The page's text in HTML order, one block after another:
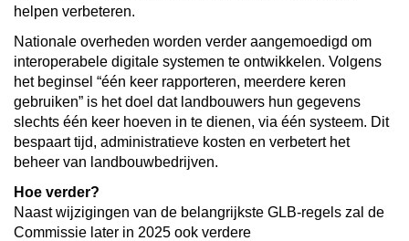
helpen verbeteren.
Nationale overheden worden verder aangemoedigd om
interoperabele digitale systemen te ontwikkelen. Volgens
het beginsel “één keer rapporteren, meerdere keren
gebruiken” is het doel dat landbouwers hun gegevens
slechts één keer hoeven in te dienen, via één systeem. Dit
bespaart tijd, administratieve kosten en verbetert het
beheer van landbouwbedrijven.
Hoe verder?
Naast wijzigingen van de belangrijkste GLB-regels zal de
Commissie later in 2025 ook verdere